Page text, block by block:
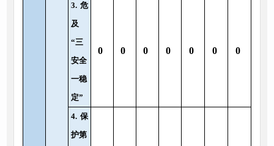
3. 危
及
“三
安全
一稳
定”
0 0 0 0 0 0 0
4. 保
护第